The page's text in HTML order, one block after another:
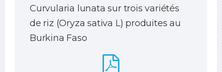
Curvularia lunata sur trois variétés
de riz (Oryza sativa L) produites au
Burkina Faso